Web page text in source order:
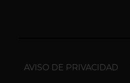
AVISO DE PRIVACIDAD